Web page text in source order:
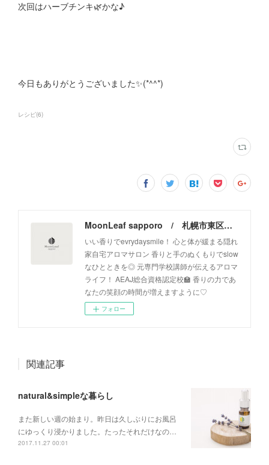
次回はハーブチンキ🌿かな♪
今日もありがとうございました✨(*^^*)
レシピ(6)
MoonLeaf sapporo / 札幌市東区の100種類以上の香りが楽しめるアロマスクール＆トリートメントサロン
いい香りでevrydaysmile！ 心と体が緩まる隠れ
家自宅アロマサロン 香りと手のぬくもりでslow
なひとときを◎ 元専門学校講師が伝えるアロマ
ライフ！ AEAJ総合資格認定校🏫 香りの力であ
なたの笑顔の時間が増えますように♡
フォロー
関連記事
natural&simpleな暮らし
また新しい週の始まり。昨日は久しぶりにお風呂
にゆっくり浸かりました。たったそれだけなの…
2017.11.27 00:01